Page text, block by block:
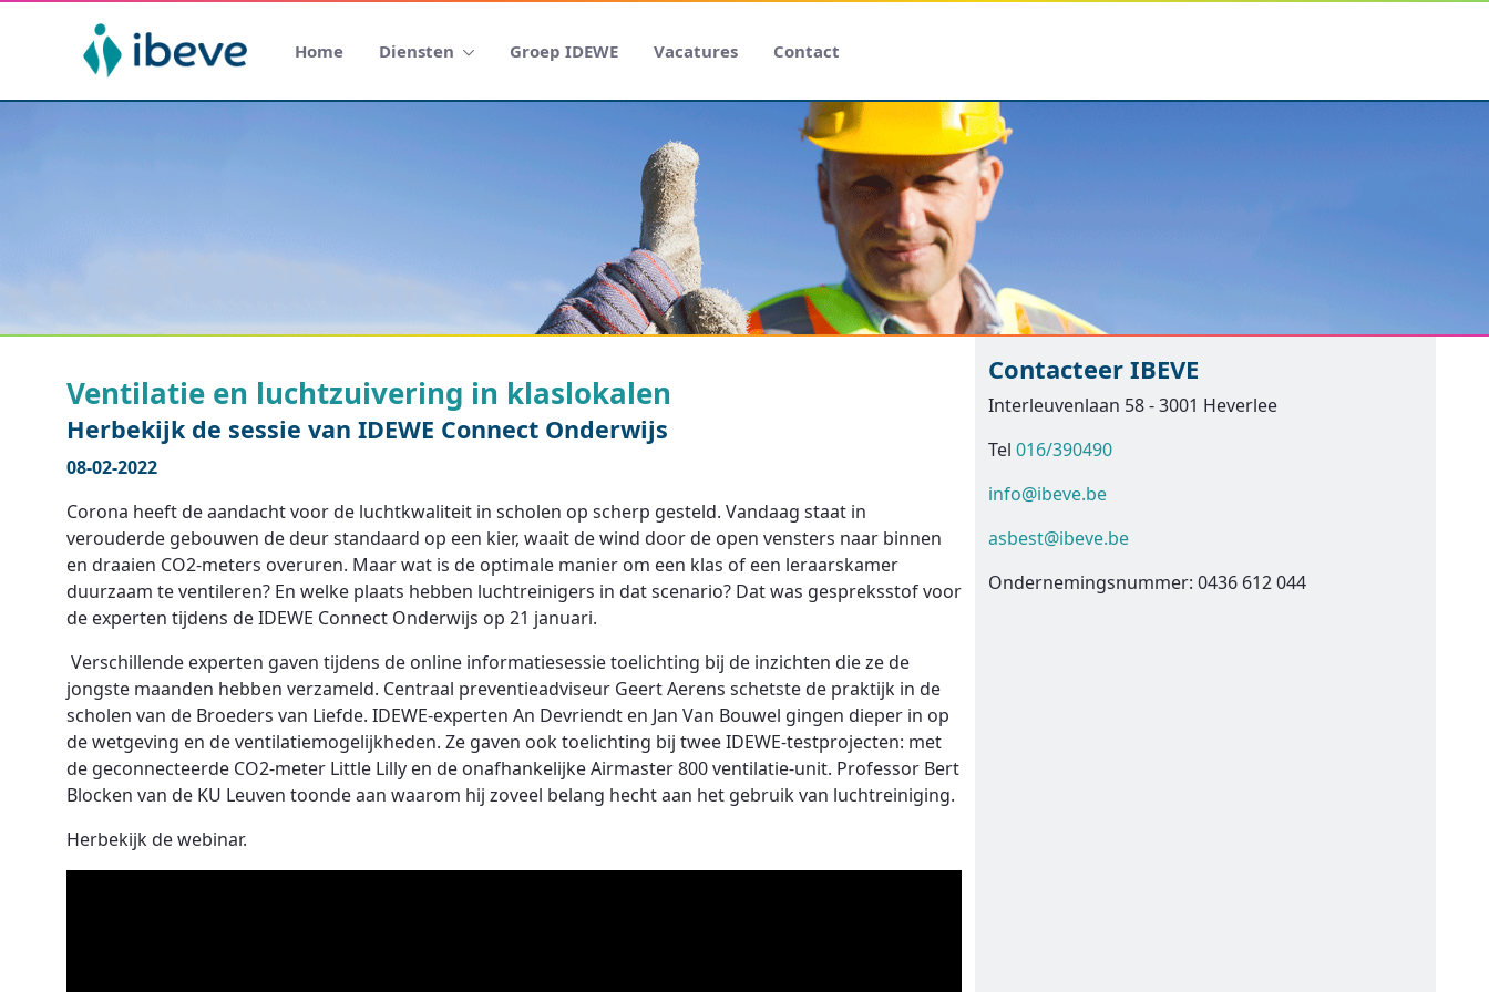
Home Diensten Groep IDEWE Vacatures Contact
Ventilatie en luchtzuivering in klaslokalen
Herbekijk de sessie van IDEWE Connect Onderwijs
08-02-2022
Corona heeft de aandacht voor de luchtkwaliteit in scholen op scherp gesteld. Vandaag staat in
verouderde gebouwen de deur standaard op een kier, waait de wind door de open vensters naar binnen
en draaien CO2-meters overuren. Maar wat is de optimale manier om een klas of een leraarskamer
duurzaam te ventileren? En welke plaats hebben luchtreinigers in dat scenario? Dat was gespreksstof voor
de experten tijdens de IDEWE Connect Onderwijs op 21 januari.
Verschillende experten gaven tijdens de online informatiesessie toelichting bij de inzichten die ze de
jongste maanden hebben verzameld. Centraal preventieadviseur Geert Aerens schetste de praktijk in de
scholen van de Broeders van Liefde. IDEWE-experten An Devriendt en Jan Van Bouwel gingen dieper in op
de wetgeving en de ventilatiemogelijkheden. Ze gaven ook toelichting bij twee IDEWE-testprojecten: met
de geconnecteerde CO2-meter Little Lilly en de onafhankelijke Airmaster 800 ventilatie-unit. Professor Bert
Blocken van de KU Leuven toonde aan waarom hij zoveel belang hecht aan het gebruik van luchtreiniging.
Herbekijk de webinar.
Contacteer IBEVE
Interleuvenlaan 58 - 3001 Heverlee
Tel 016/390490
info@ibeve.be
asbest@ibeve.be
Ondernemingsnummer: 0436 612 044